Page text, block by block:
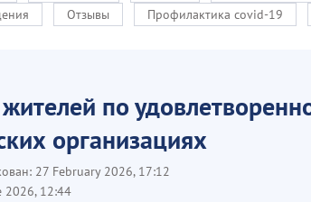
Отзывы Профилактика covid-19
по
организациях
27 February 2026, 17:12
2026, 12:44